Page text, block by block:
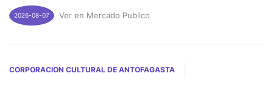
2026-08-07 Ver en Mercado Publico
CORPORACION CULTURAL DE ANTOFAGASTA